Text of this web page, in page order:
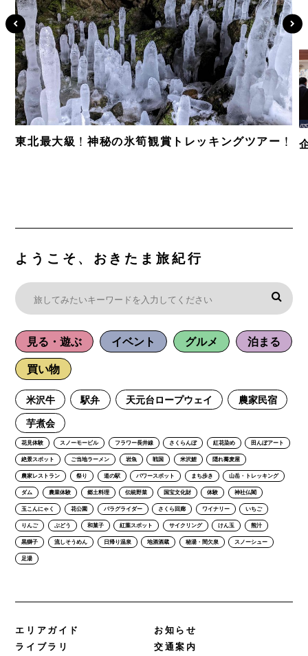
東北最大級！神秘の氷筍観賞トレッキングツアー！
ようこそ、おきたま旅紀行
見る・遊ぶ イベント グルメ 泊まる
買い物
米沢牛 駅弁 天元台ロープウェイ 農家民宿
芋煮会
花見体験 スノーモービル フラワー長井線 さくらんぼ 紅花染め 田んぼアート
絶景スポット ご当地ラーメン 岩魚 戦国 米沢鯉 隠れ蕎麦屋
農家レストラン 祭り 道の駅 パワースポット まち歩き 山岳・トレッキング
ダム 農業体験 郷土料理 伝統野菜 国宝文化財 体験 神社仏閣
玉こんにゃく 花公園 パラグライダー さくら回廊 ワイナリー いちご
りんご ぶどう 和菓子 紅葉スポット サイクリング けん玉 熊汁
黒獅子 流しそうめん 日帰り温泉 地酒酒蔵 秘湯・間欠泉 スノーシュー
足湯
エリアガイド
ライブラリ
お知らせ
交通案内